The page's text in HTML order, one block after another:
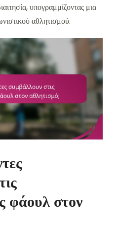
υπογραμμίζοντας μια
αθλητισμού.
φάουλ στον